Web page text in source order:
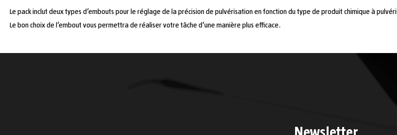
Le pack inclut deux types d’embouts pour le réglage de la précision de pulvérisation en fonction du type de produit chimique à
Le bon choix de l’embout vous permettra de réaliser votre tâche d’une manière plus efficace.